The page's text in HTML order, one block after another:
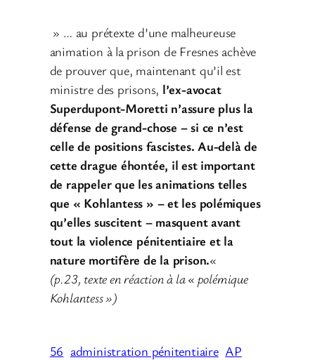
» … au prétexte d’une malheureuse
animation à la prison de Fresnes achève
de prouver que, maintenant qu’il est
ministre des prisons, l’ex-avocat
Superdupont-Moretti n’assure plus la
défense de grand-chose – si ce n’est
celle de positions fascistes. Au-delà de
cette drague éhontée, il est important
de rappeler que les animations telles
que « Kohlantess » – et les polémiques
qu’elles suscitent – masquent avant
tout la violence pénitentiaire et la
nature mortifère de la prison.«
(p.23, texte en réaction à la « polémique
Kohlantess »)
56 administration pénitentiaire AP